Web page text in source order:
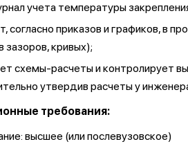
учета температуры
согласно приказов и графиков, в
зазоров, кривых);
схемы-расчеты и контролирует
утвердив расчеты у
требования:
высшее (или послевузовское)